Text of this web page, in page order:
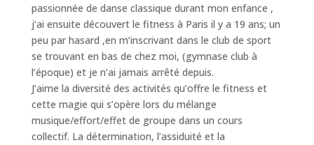
passionnée de danse classique durant mon enfance ,
j’ai ensuite découvert le fitness à Paris il y a 19 ans; un
peu par hasard ,en m’inscrivant dans le club de sport
se trouvant en bas de chez moi, (gymnase club à
l’époque) et je n’ai jamais arrêté depuis.
J’aime la diversité des activités qu’offre le fitness et
cette magie qui s’opère lors du mélange
musique/effort/effet de groupe dans un cours
collectif. La détermination, l’assiduité et la